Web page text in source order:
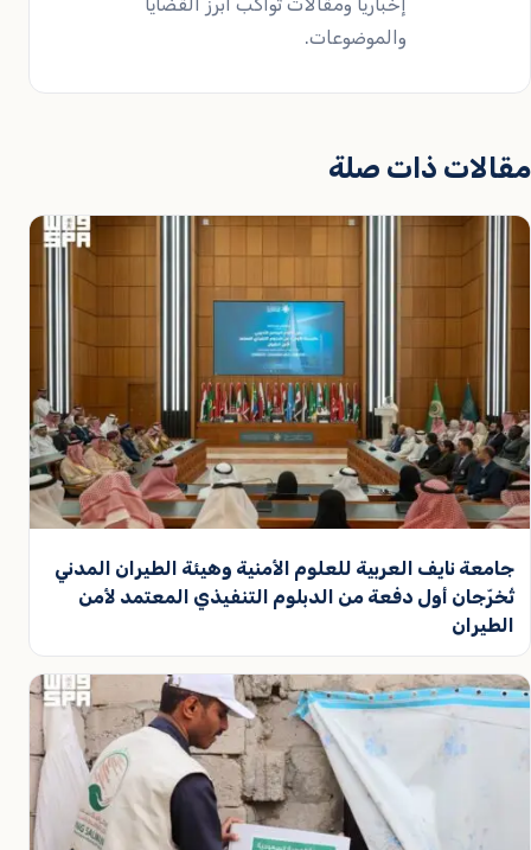
والموضوعات.
مقالات ذات صلة
جامعة نايف العربية للعلوم الأمنية وهيئة الطيران المدني
تُخرّجان أول دفعة من الدبلوم التنفيذي المعتمد لأمن
الطيران